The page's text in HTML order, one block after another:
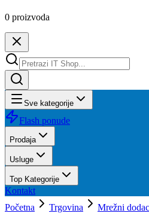
0 proizvoda
Sve kategorije
Flash ponude
Prodaja
Usluge
Top Kategorije
Kontakt
Početna
Trgovina Mrežni